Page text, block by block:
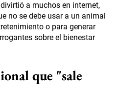
a muchos en internet,
no se debe usar a un animal
o para generar
sobre el bienestar
que "sale